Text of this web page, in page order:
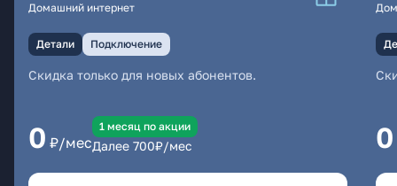
Домашний интернет
Детали Подключение
Скидка только для новых абонентов.
0 ₽/мес
1 месяц по акции
Далее 700₽/мес 0